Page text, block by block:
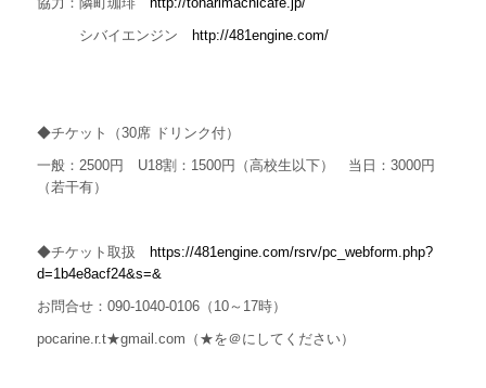
シバイエンジン
http://481engine.com/
◆チケット（30席 ドリンク付）
一般：2500円 U18割：1500円 （高校生以下） 当日：3000円
（若干有）
◆チケット取扱
https://481engine.com/rsrv/pc_webform.php?
d=1b4e8acf24&s=&
お問合せ： 090-1040-0106 （ 10～ 17時）
pocarine.r.t★gmail.com（★を＠にしてください）